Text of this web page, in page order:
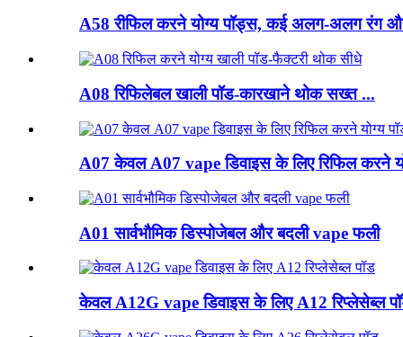
A58 रीफिल करने योग्य पॉड्स, कई अलग-अलग रंग
A08 रिफिलेबल खाली पॉड-कारखाने थोक सख्त ...
A07 केवल A07 vape डिवाइस के लिए रिफिल करने
A01 सार्वभौमिक डिस्पोजेबल और बदली vape फली
केवल A12G vape डिवाइस के लिए A12 रिप्लेसेब्ल